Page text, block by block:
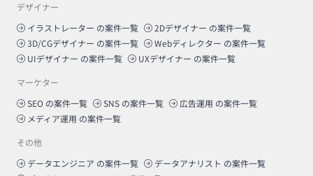
デザイナー
イラストレーター の案件一覧 2Dデザイナー の案件一覧
3D/CGデザイナー の案件一覧 Webディレクター の案件一覧
UIデザイナー の案件一覧 UXデザイナー の案件一覧
マーケター
SEO の案件一覧 SNS の案件一覧 広告運用 の案件一覧
メディア運用 の案件一覧
その他
データエンジニア の案件一覧 データアナリスト の案件一覧